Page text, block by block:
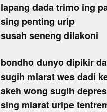
lapang dada trimo ing
sing penting urip
susah seneng dilakoni
bondho dunyo dipikir
sugih mlarat wes dadi
akeh wong sugih
sing mlarat uripe